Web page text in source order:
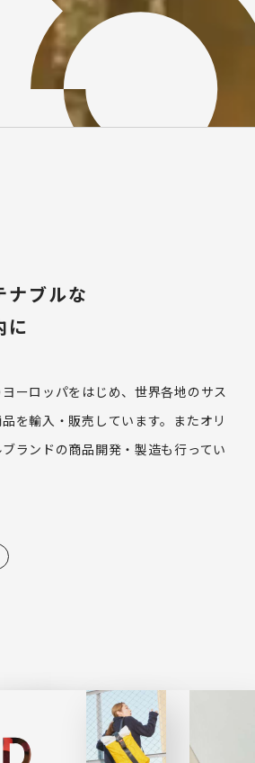
ナブルな
に
ーロッパをはじめ、世界各地のサス
を輸入・販売しています。またオリ
ランドの商品開発・製造も行ってい